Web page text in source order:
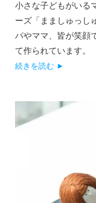
小さな子どもがいる
ーズ「まましゅっし
パやママ、皆が笑顔
て作られています。
続きを読む ►